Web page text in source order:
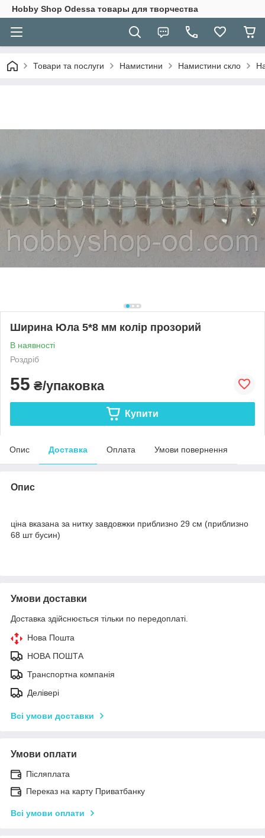
Hobbу Shop Odessa товары для творчества
Товари та послуги Намистини Намистини скло
Ширина Юла 5*8 мм колір прозорий
В наявності
Роздріб
55 ₴/упаковка
Купити
Опис Доставка Оплата Умови повернення
Опис
ціна вказана за нитку завдовжки приблизно 29 см (приблизно
68 шт бусин)
Умови доставки
Доставка здійснюється тільки по передоплаті.
Нова Пошта
НОВА ПОШТА
Транспортна компанія
Делівері
Всі умови доставки
Умови оплати
Післяплата
Переказ на карту Приватбанку
Всі умови оплати